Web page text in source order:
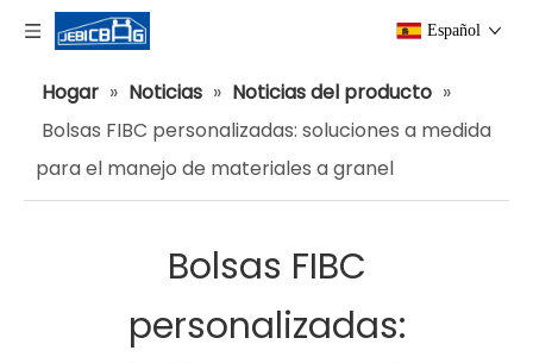
Español
Hogar » Noticias » Noticias del producto »
Bolsas FIBC personalizadas: soluciones a medida
para el manejo de materiales a granel
Bolsas FIBC
personalizadas: